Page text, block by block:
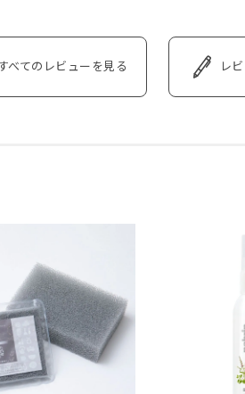
べてのレビューを見る レ